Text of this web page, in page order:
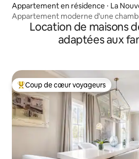
Appartement en résidence ⋅ La
ans
Appartement moderne d'une
piscineLocation de maisons
adaptées aux
Coups de cœur voyageurs les plus
Coup de cœur voyageurs